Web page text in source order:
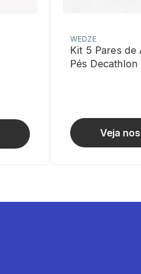
WEDZE
Kit 5 Pares de
Pés Decathlon
Veja